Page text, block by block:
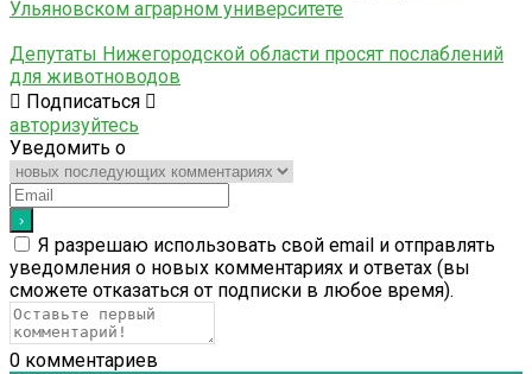
Ульяновском аграрном университете
Депутаты Нижегородской области просят послаблений
для животноводов
Подписаться
авторизуйтесь
Уведомить о
Я разрешаю использовать свой email и отправлять
уведомления о новых комментариях и ответах (вы
cможете отказаться от подписки в любое время).
0 комментариев